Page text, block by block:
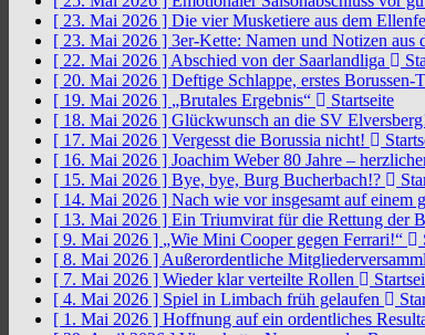
[ 23. Mai 2026 ] Die vier Musketiere aus dem
[ 23. Mai 2026 ] 3er-Kette: Namen und Notizen aus
[ 22. Mai 2026 ] Abschied von der Saarlandliga
[ 20. Mai 2026 ] Deftige Schlappe, erstes Borussen-
[ 19. Mai 2026 ] „Brutales Ergebnis“
Startseite
[ 18. Mai 2026 ] Glückwunsch an die SV
[ 17. Mai 2026 ] Vergesst die Borussia nicht!
[ 16. Mai 2026 ] Joachim Weber 80 Jahre –
[ 15. Mai 2026 ] Bye, bye, Burg Bucherbach!?
[ 14. Mai 2026 ] Nach wie vor insgesamt auf einem
[ 13. Mai 2026 ] Ein Triumvirat für die Rettung der
[ 9. Mai 2026 ] „Wie Mini Cooper gegen Ferrari!“
[ 8. Mai 2026 ] Außerordentliche
[ 7. Mai 2026 ] Wieder klar verteilte Rollen
[ 4. Mai 2026 ] Spiel in Limbach früh gelaufen
[ 1. Mai 2026 ] Hoffnung auf ein ordentliches